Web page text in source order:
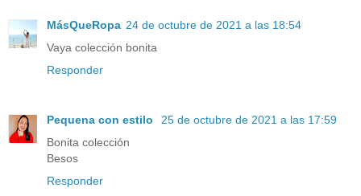
MásQueRopa 24 de octubre de 2021 a las 18:54
Vaya colección bonita
Responder
Pequena con estilo
25 de octubre de 2021 a las 17:59
Bonita colección
Besos
Responder